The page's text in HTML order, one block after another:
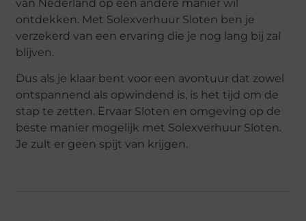
van Nederland op een andere manier wil
ontdekken. Met Solexverhuur Sloten ben je
verzekerd van een ervaring die je nog lang bij zal
blijven.
Dus als je klaar bent voor een avontuur dat zowel
ontspannend als opwindend is, is het tijd om de
stap te zetten. Ervaar Sloten en omgeving op de
beste manier mogelijk met Solexverhuur Sloten.
Je zult er geen spijt van krijgen.